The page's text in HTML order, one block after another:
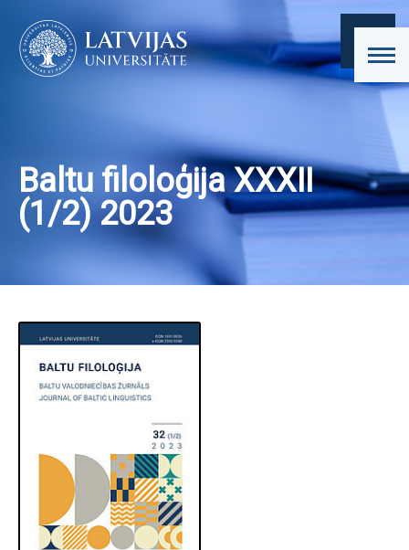
Baltu filoloģija XXXII
(1/2) 2023